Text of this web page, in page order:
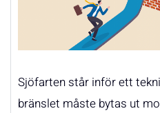
Sjöfarten står inför ett
bränslet måste bytas ut